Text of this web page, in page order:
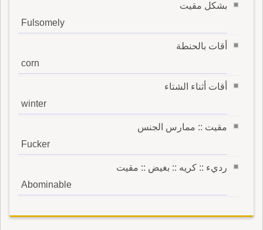
بشكل مقيت
Fulsomely
أقات بالحنطة
corn
أقات أثناء الشتاء
winter
مقيت :: ممارس الجنس
Fucker
رديء :: كريه :: بغيض :: مقيت
Abominable